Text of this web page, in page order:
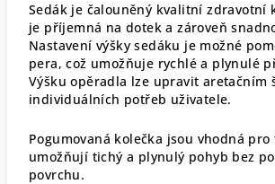
Sedák je čalouněný kvalitní zdravotní
je příjemná na dotek a zároveň
Nastavení výšky sedáku je možné
pera, což umožňuje rychlé a plynulé
Výšku opěradla lze upravit aretačním
individuálních potřeb uživatele.
Pogumovaná kolečka jsou vhodná
umožňují tichý a plynulý pohyb bez
povrchu.